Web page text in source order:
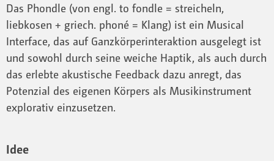
Das Phondle (von engl. to fondle = streicheln,
liebkosen + griech. phoné = Klang) ist ein Musical
Interface, das auf Ganzkörperinteraktion ausgelegt ist
und sowohl durch seine weiche Haptik, als auch durch
das erlebte akustische Feedback dazu anregt, das
Potenzial des eigenen Körpers als Musikinstrument
explorativ einzusetzen.
Idee